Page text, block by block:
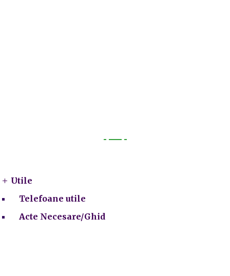
Utile
Telefoane utile
Acte Necesare/Ghid